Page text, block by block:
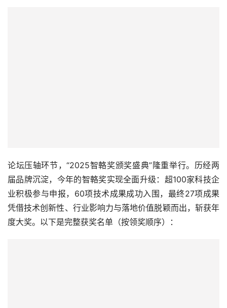
论坛压轴环节，“2025智輅奖颁奖盛典”隆重举行。历经两
届品牌沉淀，今年的智輅奖实现全面升级：超100家科技企
业积极参与申报，60项技术成果成功入围，最终27项成果
凭借技术创新性、行业影响力与落地价值脱颖而出，斩获年
度大奖。以下是完整获奖名单（按领奖顺序）：